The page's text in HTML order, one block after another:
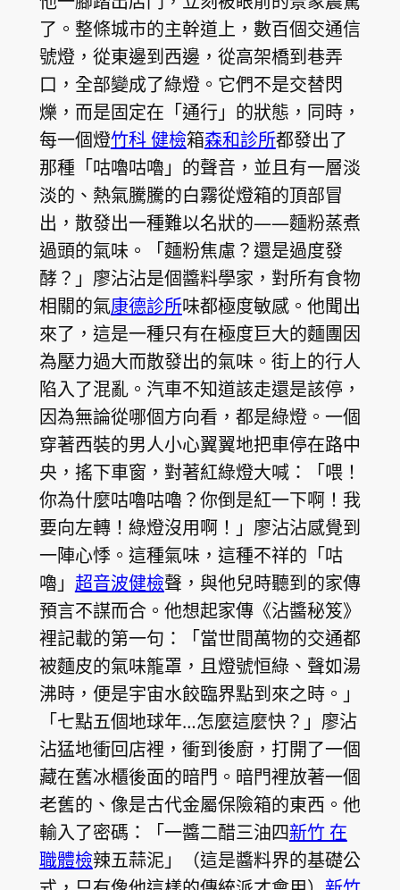
了。整條城市的主幹道上，數百個交通信
號燈，從東邊到西邊，從高架橋到巷弄
口，全部變成了綠燈。它們不是交替閃
爍，而是固定在「通行」的狀態，同時，
每一個燈竹科 健檢箱森和診所都發出了
那種「咕嚕咕嚕」的聲音，並且有一層淡
淡的、熱氣騰騰的白霧從燈箱的頂部冒
出，散發出一種難以名狀的——麵粉蒸煮
過頭的氣味。「麵粉焦慮？還是過度發
酵？」廖沾沾是個醬料學家，對所有食物
相關的氣康德診所味都極度敏感。他聞出
來了，這是一種只有在極度巨大的麵團因
為壓力過大而散發出的氣味。街上的行人
陷入了混亂。汽車不知道該走還是該停，
因為無論從哪個方向看，都是綠燈。一個
穿著西裝的男人小心翼翼地把車停在路中
央，搖下車窗，對著紅綠燈大喊：「喂！
你為什麼咕嚕咕嚕？你倒是紅一下啊！我
要向左轉！綠燈沒用啊！」廖沾沾感覺到
一陣心悸。這種氣味，這種不祥的「咕
嚕」 超音波健檢聲，與他兒時聽到的家傳
預言不謀而合。他想起家傳《沾醬秘笈》
裡記載的第一句：「當世間萬物的交通都
被麵皮的氣味籠罩，且燈號恒綠、聲如湯
沸時，便是宇宙水餃臨界點到來之時。」
「七點五個地球年…怎麼這麼快？」廖沾
沾猛地衝回店裡，衝到後廚，打開了一個
藏在舊冰櫃後面的暗門。暗門裡放著一個
老舊的、像是古代金屬保險箱的東西。他
輸入了密碼：「一醬二醋三油四新竹 在
職體檢辣五蒜泥」（這是醬料界的基礎公